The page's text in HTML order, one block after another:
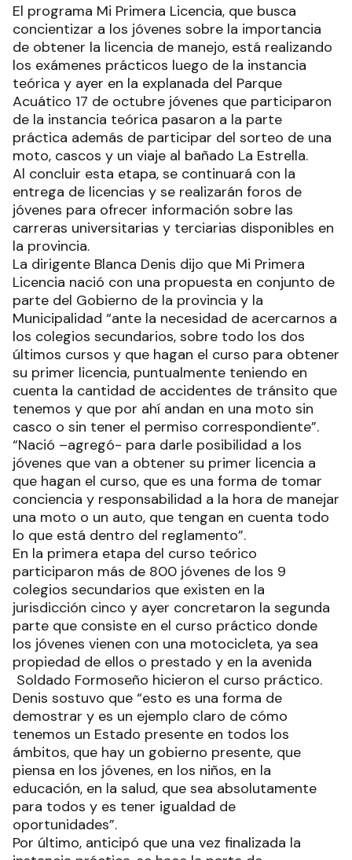
El programa Mi Primera Licencia, que busca
concientizar a los jóvenes sobre la importancia
de obtener la licencia de manejo, está realizando
los exámenes prácticos luego de la instancia
teórica y ayer en la explanada del Parque
Acuático 17 de octubre jóvenes que participaron
de la instancia teórica pasaron a la parte
práctica además de participar del sorteo de una
moto, cascos y un viaje al bañado La Estrella.
Al concluir esta etapa, se continuará con la
entrega de licencias y se realizarán foros de
jóvenes para ofrecer información sobre las
carreras universitarias y terciarias disponibles en
la provincia.
La dirigente Blanca Denis dijo que Mi Primera
Licencia nació con una propuesta en conjunto de
parte del Gobierno de la provincia y la
Municipalidad “ante la necesidad de acercarnos a
los colegios secundarios, sobre todo los dos
últimos cursos y que hagan el curso para obtener
su primer licencia, puntualmente teniendo en
cuenta la cantidad de accidentes de tránsito que
tenemos y que por ahí andan en una moto sin
casco o sin tener el permiso correspondiente”.
“Nació –agregó- para darle posibilidad a los
jóvenes que van a obtener su primer licencia a
que hagan el curso, que es una forma de tomar
conciencia y responsabilidad a la hora de manejar
una moto o un auto, que tengan en cuenta todo
lo que está dentro del reglamento”.
En la primera etapa del curso teórico
participaron más de 800 jóvenes de los 9
colegios secundarios que existen en la
jurisdicción cinco y ayer concretaron la segunda
parte que consiste en el curso práctico donde
los jóvenes vienen con una motocicleta, ya sea
propiedad de ellos o prestado y en la avenida
Soldado Formoseño hicieron el curso práctico.
Denis sostuvo que “esto es una forma de
demostrar y es un ejemplo claro de cómo
tenemos un Estado presente en todos los
ámbitos, que hay un gobierno presente, que
piensa en los jóvenes, en los niños, en la
educación, en la salud, que sea absolutamente
para todos y es tener igualdad de
oportunidades”.
Por último, anticipó que una vez finalizada la